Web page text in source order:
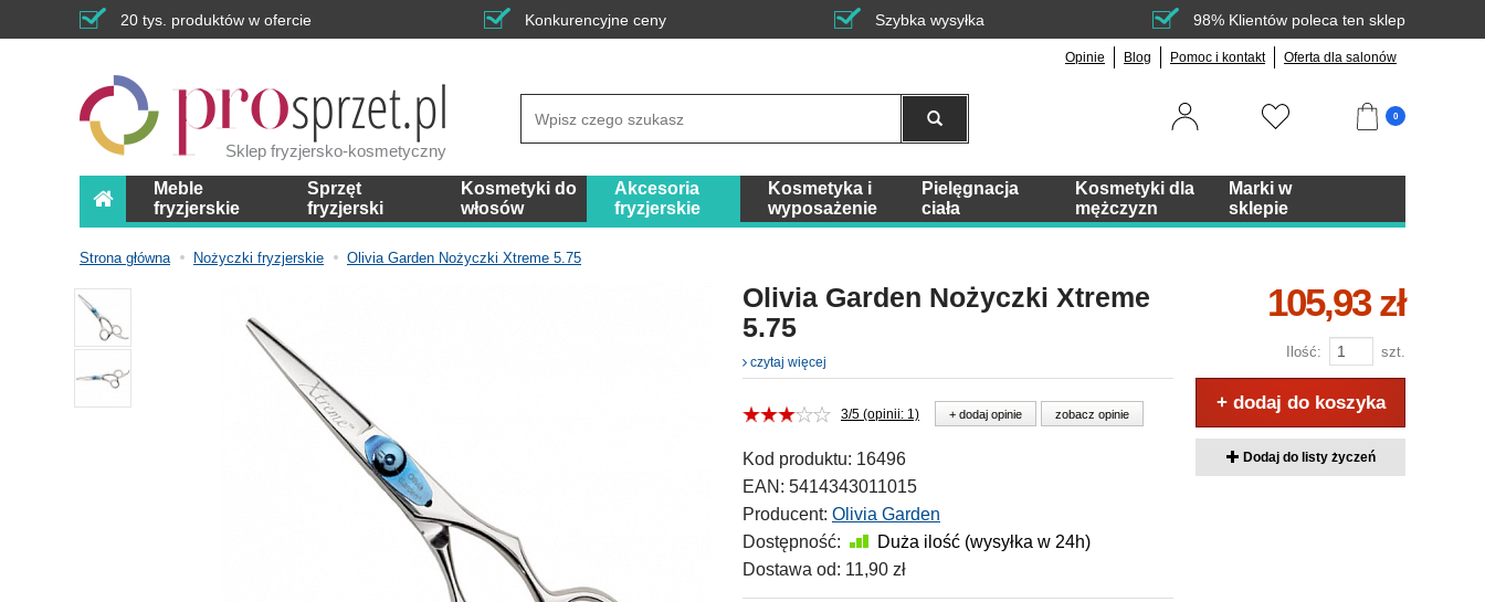
20 tys. produktów w ofercie Konkurencyjne ceny Szybka wysyłka 98% Klientów poleca ten sklep
Opinie Blog Pomoc i kontakt Oferta dla salonów
Sklep fryzjersko-kosmetyczny
0
Meble
fryzjerskie
Sprzęt
fryzjerski
Kosmetyki do
włosów
Akcesoria
fryzjerskie
Kosmetyka i
wyposażenie
Pielęgnacja
ciała
Kosmetyki dla
mężczyzn
Marki w
sklepie
Strona główna Nożyczki fryzjerskie Olivia Garden Nożyczki Xtreme 5.75
Olivia Garden Nożyczki Xtreme
5.75
czytaj więcej
3/5 (opinii: 1) + dodaj opinie zobacz opinie
Kod produktu: 16496
EAN: 5414343011015
Producent: Olivia Garden
Dostępność:
Duża ilość (wysyłka w 24h)
Dostawa od: 11,90 zł
105,93 zł
Ilość: szt.
+ dodaj do koszyka
Dodaj do listy życzeń